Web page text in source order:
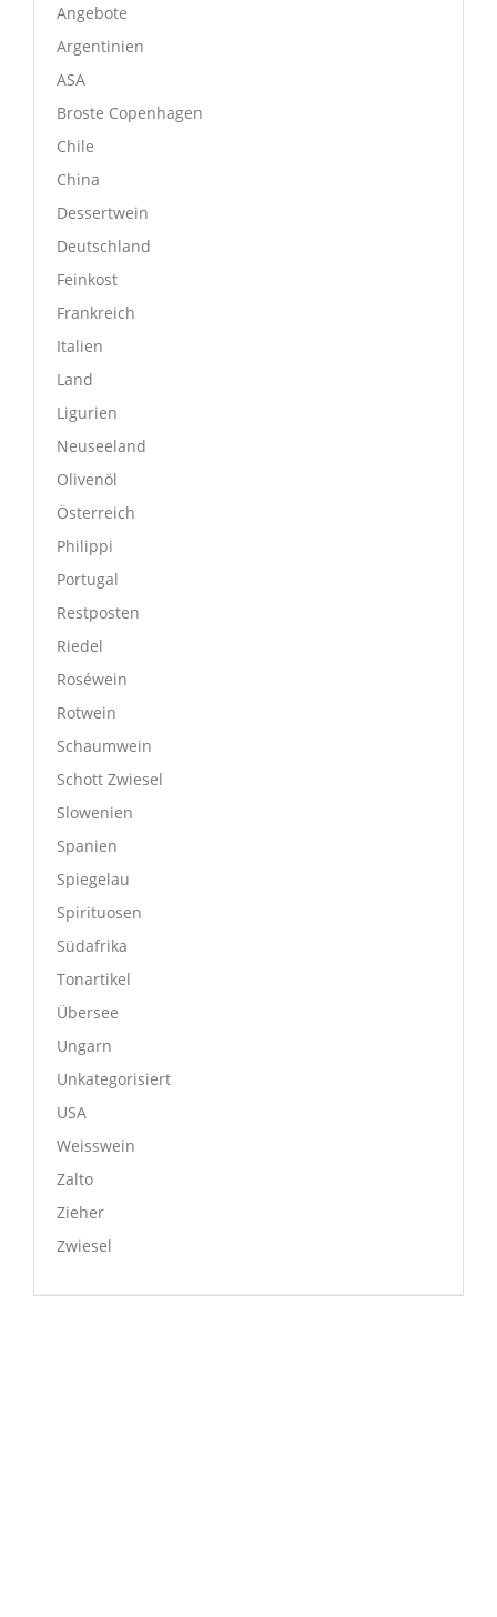
Angebote
Argentinien
ASA
Broste Copenhagen
Chile
China
Dessertwein
Deutschland
Feinkost
Frankreich
Italien
Land
Ligurien
Neuseeland
Olivenöl
Österreich
Philippi
Portugal
Restposten
Riedel
Roséwein
Rotwein
Schaumwein
Schott Zwiesel
Slowenien
Spanien
Spiegelau
Spirituosen
Südafrika
Tonartikel
Übersee
Ungarn
Unkategorisiert
USA
Weisswein
Zalto
Zieher
Zwiesel